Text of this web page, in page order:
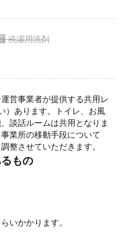
洗濯用洗剤
営事業者が提供する共用レ
）あります。トイレ、お風
談話ルームは共用となりま
業所の移動手段について
整させていただきます。
もの
いかかります。